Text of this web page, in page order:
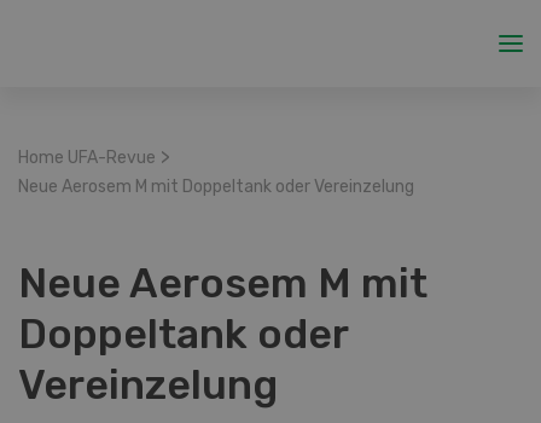
Home UFA-Revue >
Neue Aerosem M mit Doppeltank oder Vereinzelung
Neue Aerosem M mit
Doppeltank oder
Vereinzelung